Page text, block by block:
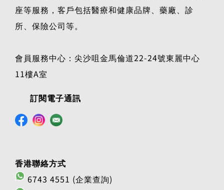
座等服務，客戶包括醫療和健康品牌、藥廠、診
所、保險公司等。
會員服務中心：尖沙咀金馬倫道22-24號東麗中心
11樓A室
訂閱電子通訊
香港聯絡方式
6743 4551 (企業查詢)